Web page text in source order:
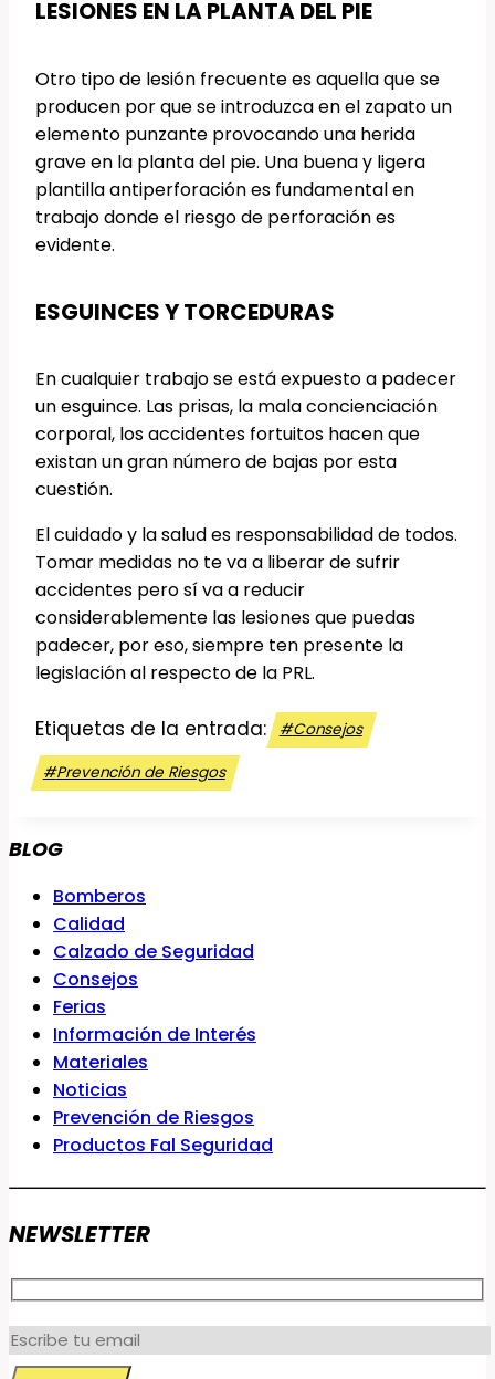
LESIONES EN LA PLANTA DEL PIE
Otro tipo de lesión frecuente es aquella que se
producen por que se introduzca en el zapato un
elemento punzante provocando una herida
grave en la planta del pie. Una buena y ligera
plantilla antiperforación es fundamental en
trabajo donde el riesgo de perforación es
evidente.
ESGUINCES Y TORCEDURAS
En cualquier trabajo se está expuesto a padecer
un esguince. Las prisas, la mala concienciación
corporal, los accidentes fortuitos hacen que
existan un gran número de bajas por esta
cuestión.
El cuidado y la salud es responsabilidad de todos.
Tomar medidas no te va a liberar de sufrir
accidentes pero sí va a reducir
considerablemente las lesiones que puedas
padecer, por eso, siempre ten presente la
legislación al respecto de la PRL.
Etiquetas de la entrada: #Consejos
#Prevención de Riesgos
BLOG
Bomberos
Calidad
Calzado de Seguridad
Consejos
Ferias
Información de Interés
Materiales
Noticias
Prevención de Riesgos
Productos Fal Seguridad
NEWSLETTER